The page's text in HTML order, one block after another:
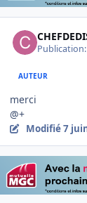
AUTEUR
merci
@+
Modifié7